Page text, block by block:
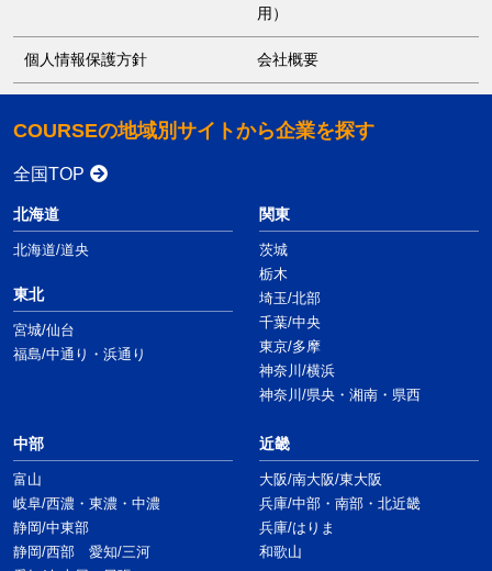
用）
個人情報保護方針 会社概要
COURSEの地域別サイトから企業を探す
全国TOP
北海道
北海道/道央
東北
宮城/仙台
福島/中通り・浜通り
関東
茨城
栃木
埼玉/北部
千葉/中央
東京/多摩
神奈川/横浜
神奈川/県央・湘南・県西
中部
富山
岐阜/西濃・東濃・中濃
静岡/中東部
静岡/西部 愛知/三河
近畿
大阪/南大阪/東大阪
兵庫/中部・南部・北近畿
兵庫/はりま
和歌山